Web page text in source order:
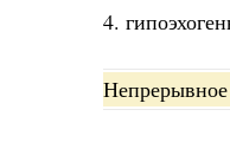
4.